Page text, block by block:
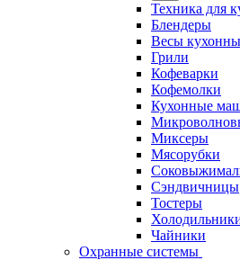
Техника для
Блендеры
Весы
Грили
Кофеварки
Кофемолки
Кухонные
Миксеры
Мясорубки
Сэндвичницы
Тостеры
Чайники
Охранные системы